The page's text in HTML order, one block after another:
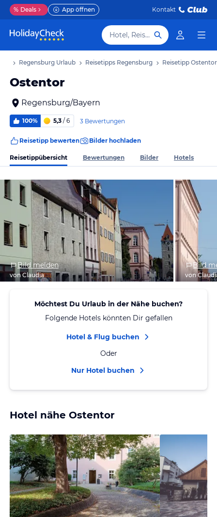
% Deals App öffnen Kontakt
Hotel, Reiseziel
Regensburg Urlaub Reisetipps Regensburg Reisetipp Ostentor
Ostentor
Regensburg/Bayern
100% 5,3 / 6 3 Bewertungen
Reisetipp bewerten Bilder hochladen
Reisetippübersicht Bewertungen Bilder Hotels
Bild melden
von Claudia
Bild
von
Möchtest Du Urlaub in der Nähe buchen?
Folgende Hotels könnten Dir gefallen
Hotel & Flug buchen
Oder
Nur Hotel buchen
Hotel nähe Ostentor